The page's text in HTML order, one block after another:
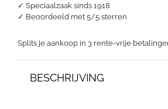
✓ Speciaalzaak sinds 1918
✓ Beoordeeld met 5/5 sterren
Splits je aankoop in 3 rente-vrije
BESCHRIJVING